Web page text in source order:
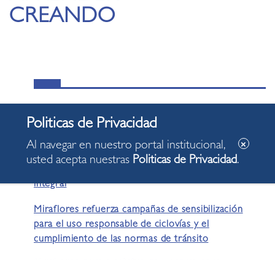
CREANDO
MÁS NOTICIAS:
Miraflores dio inicio al Mes de las Personas
integral
Miraflores refuerza campañas de sensibilización
para el uso responsable de ciclovías y el
cumplimiento de las normas de tránsito
Al navegar en nuestro portal institucional,
usted acepta nuestras Politicas de Privacidad.